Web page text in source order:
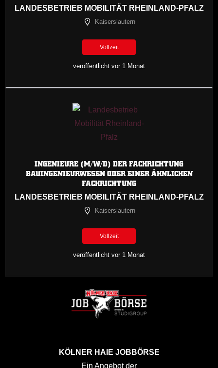
LANDESBETRIEB MOBILITÄT RHEINLAND-PFALZ
Kaiserslautern
Vollzeit
veröffentlicht vor 1 Monat
INGENIEURE (M/W/D) DER FACHRICHTUNG
BAUINGENIEURWESEN ODER EINER ÄHNLICHEN
FACHRICHTUNG
LANDESBETRIEB MOBILITÄT RHEINLAND-PFALZ
Kaiserslautern
Vollzeit
veröffentlicht vor 1 Monat
KÖLNER HAIE JOBBÖRSE
Ein Angebot der